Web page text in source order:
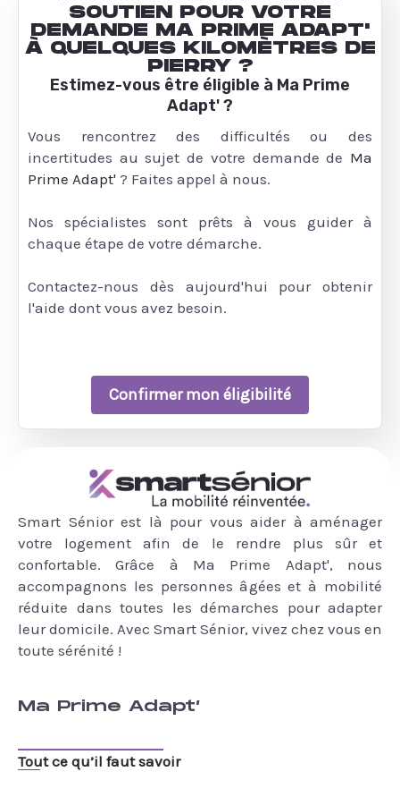
SOUTIEN POUR VOTRE
DEMANDE MA PRIME ADAPT'
À QUELQUES KILOMÈTRES DE
PIERRY ?
Estimez-vous être éligible à Ma Prime
Adapt' ?
Vous rencontrez des difficultés ou des
incertitudes au sujet de votre demande de Ma
Prime Adapt' ? Faites appel à nous.
Nos spécialistes sont prêts à vous guider à
chaque étape de votre démarche.
Contactez-nous dès aujourd'hui pour obtenir
l'aide dont vous avez besoin.
Confirmer mon éligibilité
Smart Sénior est là pour vous aider à aménager
votre logement afin de le rendre plus sûr et
confortable. Grâce à Ma Prime Adapt', nous
accompagnons les personnes âgées et à mobilité
réduite dans toutes les démarches pour adapter
leur domicile. Avec Smart Sénior, vivez chez vous en
toute sérénité !
Ma Prime Adapt’
Tout ce qu’il faut savoir